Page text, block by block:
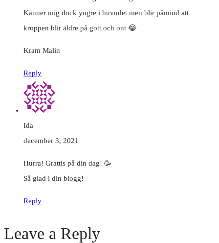
Känner mig dock yngre i huvudet men blir påmind att
kroppen blir äldre på gott och ont 😂
Kram Malin
Reply
Ida
december 3, 2021
Hurra! Grattis på din dag! 🥳
Så glad i din blogg!
Reply
Leave a Reply